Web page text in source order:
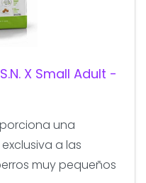
X Small Adult -
una
a las
muy pequeños